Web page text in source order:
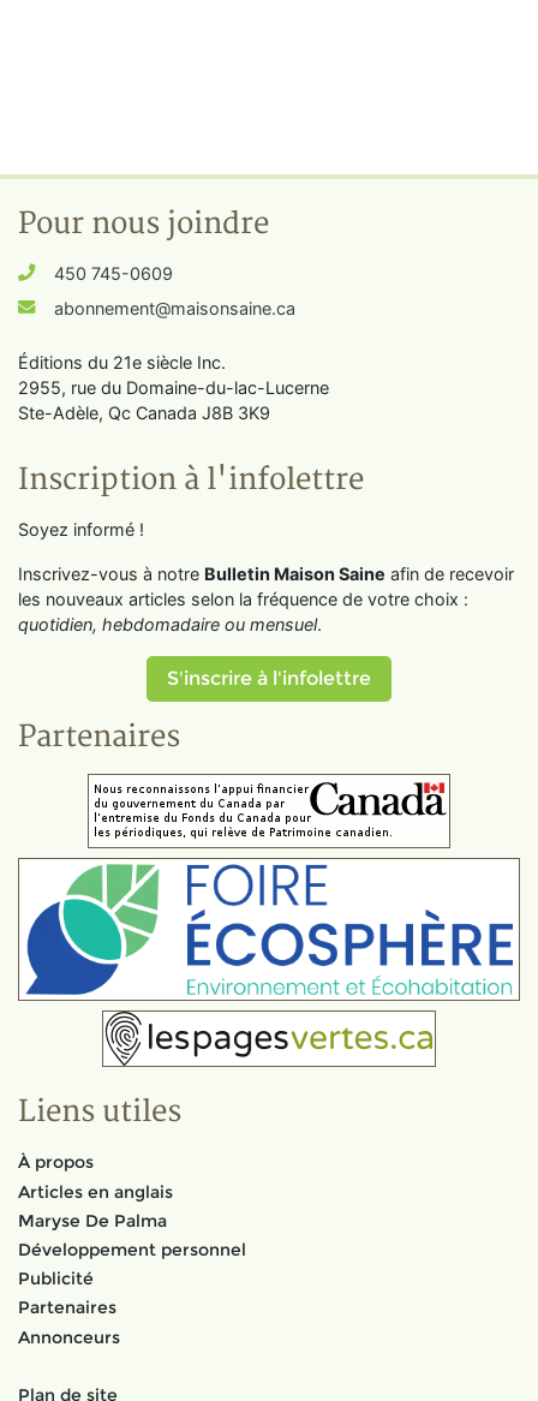
Pour nous joindre
450 745-0609
abonnement@maisonsaine.ca
Éditions du 21e siècle Inc.
2955, rue du Domaine-du-lac-Lucerne
Ste-Adèle, Qc Canada J8B 3K9
Inscription à l'infolettre
Soyez informé !
Inscrivez-vous à notre Bulletin Maison Saine afin de recevoir
les nouveaux articles selon la fréquence de votre choix :
quotidien, hebdomadaire ou mensuel.
S'inscrire à l'infolettre
Partenaires
Liens utiles
À propos
Articles en anglais
Maryse De Palma
Développement personnel
Publicité
Partenaires
Annonceurs
Plan de site